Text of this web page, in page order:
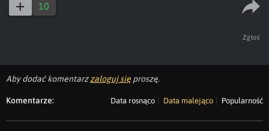
10
Zgłoś
Aby dodać komentarzzaloguj się proszę.
Komentarze: Data rosnąco Data malejąco Popularność